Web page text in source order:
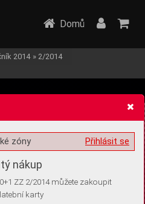
volitelných informací
Domů
2014 » 2/2014
Přihlásit se
zóny
nákup
ZZ 2/2014 můžete zakoupit
karty